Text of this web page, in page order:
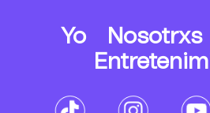
Yo Nosotrxs